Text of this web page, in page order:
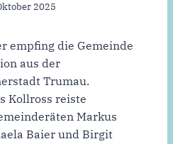
2025
empfing die Gemeinde
aus der
Trumau.
Kollross reiste
Markus
Baier und Birgit